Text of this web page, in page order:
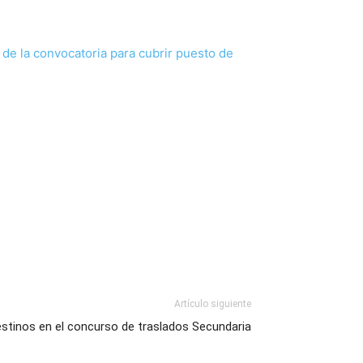
la convocatoria para cubrir puesto de
Artículo siguiente
en el concurso de traslados Secundaria